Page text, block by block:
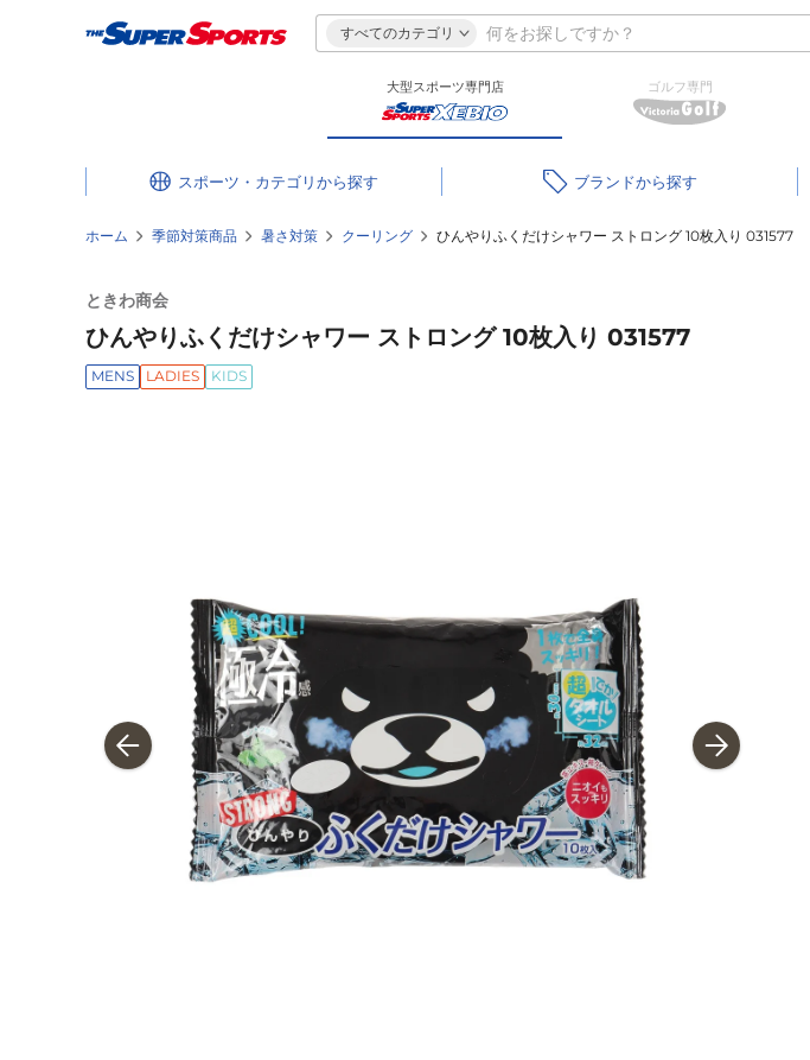
すべてのカテゴリ
大型スポーツ専門店 ゴルフ専門
スポーツ・カテゴリ ブランド
ホーム 季節対策商品 暑さ対策 クーリング ひんやりふくだけシャワー ストロング 10枚入り 031577
ときわ商会
ひんやりふくだけシャワー ストロング 10枚入り 031577
MENS LADIES KIDS